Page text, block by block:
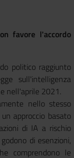
favore l'accordo
politico raggiunto
sull'intelligenza
nell'aprile 2021.
nello stesso
approccio basato
di IA a rischio
di esenzioni,
comprendono le